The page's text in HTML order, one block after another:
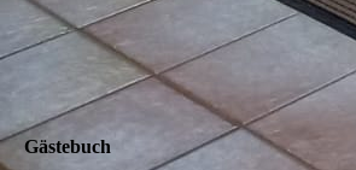
Gästebuch